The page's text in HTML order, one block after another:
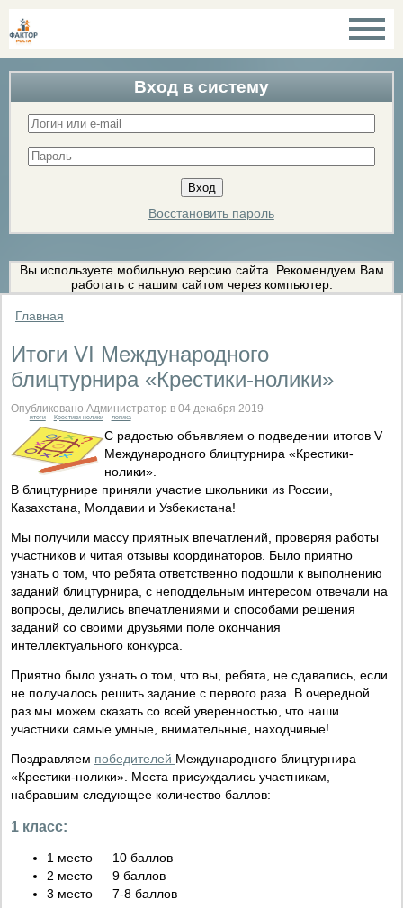
Вход в систему
Восстановить пароль
Вы используете мобильную версию сайта. Рекомендуем Вам
работать с нашим сайтом через компьютер.
Главная
Итоги VI Международного
блицтурнира «Крестики-нолики»
Опубликовано Администратор в 04 декабря 2019
итоги Крестики-нолики логика
С радостью объявляем о подведении итогов V
Международного блицтурнира «Крестики-
нолики».
В блицтурнире приняли участие школьники из России,
Казахстана, Молдавии и Узбекистана!
Мы получили массу приятных впечатлений, проверяя работы
участников и читая отзывы координаторов. Было приятно
узнать о том, что ребята ответственно подошли к выполнению
заданий блицтурнира, с неподдельным интересом отвечали на
вопросы, делились впечатлениями и способами решения
заданий со своими друзьями поле окончания
интеллектуального конкурса.
Приятно было узнать о том, что вы, ребята, не сдавались, если
не получалось решить задание с первого раза. В очередной
раз мы можем сказать со всей уверенностью, что наши
участники самые умные, внимательные, находчивые!
Поздравляем победителей Международного блицтурнира
«Крестики-нолики». Места присуждались участникам,
набравшим следующее количество баллов:
1 класс:
1 место — 10 баллов
2 место — 9 баллов
3 место — 7-8 баллов